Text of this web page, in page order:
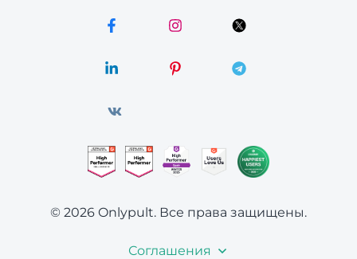
© 2026 Onlypult. Все права защищены.
Соглашения